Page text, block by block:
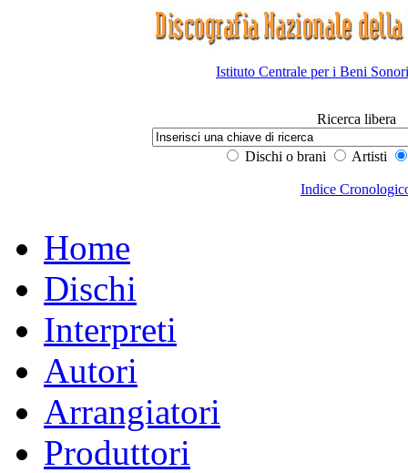
Istituto Centrale per i Beni
Ricerca libera
Dischi o brani Artisti
Indice
Home
Dischi
Interpreti
Autori
Arrangiatori
Produttori